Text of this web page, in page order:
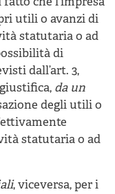
utili o avanzi di
statutaria o ad
di
dall’art. 3,
da un
degli utili o
statutaria o ad
, viceversa, per i